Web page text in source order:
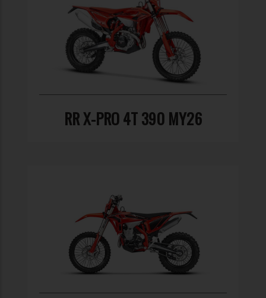
RR X-PRO 4T 390 MY26